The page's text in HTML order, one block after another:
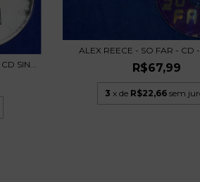
SIN...
ALEX REECE - SO FAR - CD
R$67,99
3 x de R$22,66 sem